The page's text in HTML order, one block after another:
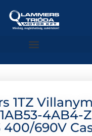
1TZ
4AB4-
400/690V